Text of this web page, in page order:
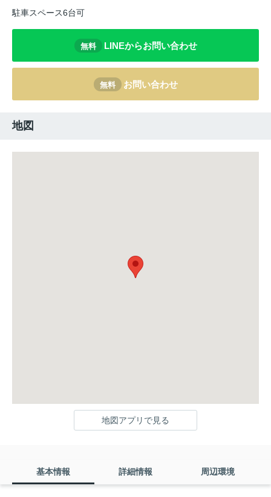
駐車スペース6台可
無料 LINEからお問い合わせ
無料 お問い合わせ
地図
地図アプリで見る
基本情報 詳細情報 周辺環境